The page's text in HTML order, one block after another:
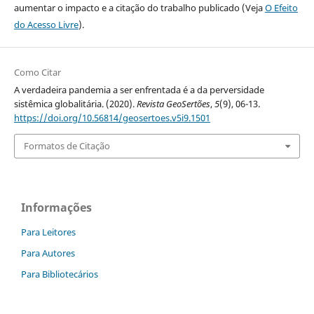
aumentar o impacto e a citação do trabalho publicado (VejaO Efeito
do Acesso Livre).
Como Citar
A verdadeira pandemia a ser enfrentada é a da perversidade
sistêmica globalitária. (2020).Revista GeoSertões,5(9), 06-13.
https://doi.org/10.56814/geosertoes.v5i9.1501
Formatos de Citação
Informações
Para Leitores
Para Autores
Para Bibliotecários